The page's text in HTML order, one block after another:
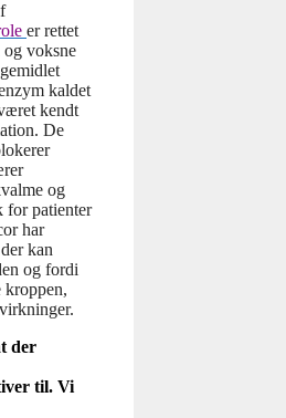
er rettet
voksne
kaldet
kendt
De
og
for patienter
har
kan
og fordi
kroppen,
der
til. Vi